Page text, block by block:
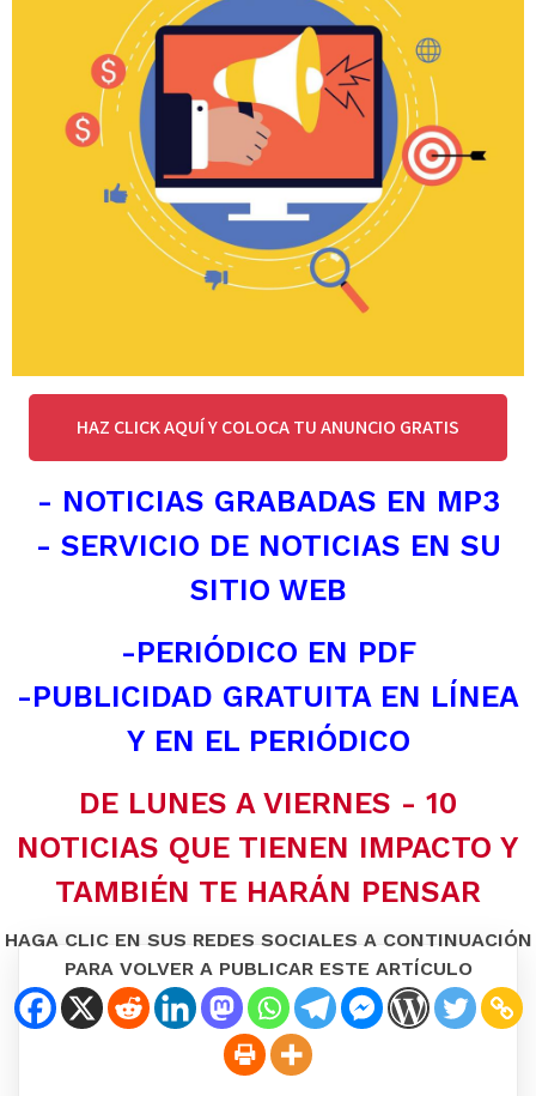
HAZ CLICK AQUÍ Y COLOCA TU ANUNCIO GRATIS
- NOTICIAS GRABADAS EN MP3
- SERVICIO DE NOTICIAS EN SU
SITIO WEB
-PERIÓDICO EN PDF
-PUBLICIDAD GRATUITA EN LÍNEA
Y EN EL PERIÓDICO
DE LUNES A VIERNES - 10
NOTICIAS QUE TIENEN IMPACTO Y
TAMBIÉN TE HARÁN PENSAR
HAGA CLIC EN SUS REDES SOCIALES A CONTINUACIÓN
PARA VOLVER A PUBLICAR ESTE ARTÍCULO